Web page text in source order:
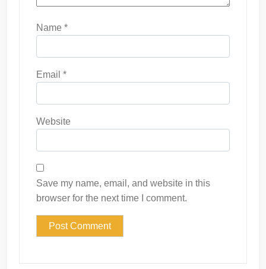
Name *
Email *
Website
Save my name, email, and website in this
browser for the next time I comment.